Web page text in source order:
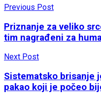
Previous Post
Priznanje za veliko
tim nagrađeni za
Next Post
Sistematsko brisanje
pakao koji je počeo